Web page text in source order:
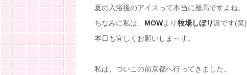
夏の入浴後のアイスって本当に最高ですよね。
ちなみに私は、 MOWより 牧場しぼり派です(笑)
本日も宜しくお願いしま～す。
私は、ついこの前京都へ行ってきました。